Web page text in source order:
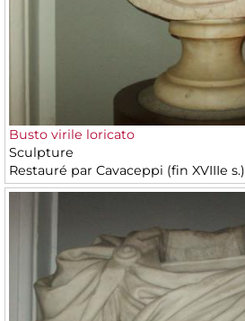
Busto virile loricato
Sculpture
Restauré par Cavaceppi (fin XVIIIe s.)